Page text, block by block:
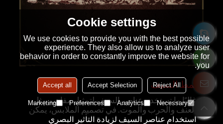
نمط السيف
غالبًا ما تستخدم عناصر السيف لتمثيل مفاهيم مثل
العنف والحرب والموت. في تصميم الملابس، يمكن
استخدام عناصر السيف لزيادة التأثير البصري
Cookie settings
We use cookies to provide you with the best possible
experience. They also allow us to analyze user
behavior in order to constantly improve the website for
you.
Reject All
Accept Selection
Accept all
Necessary
Analytics
Preferences
Marketing